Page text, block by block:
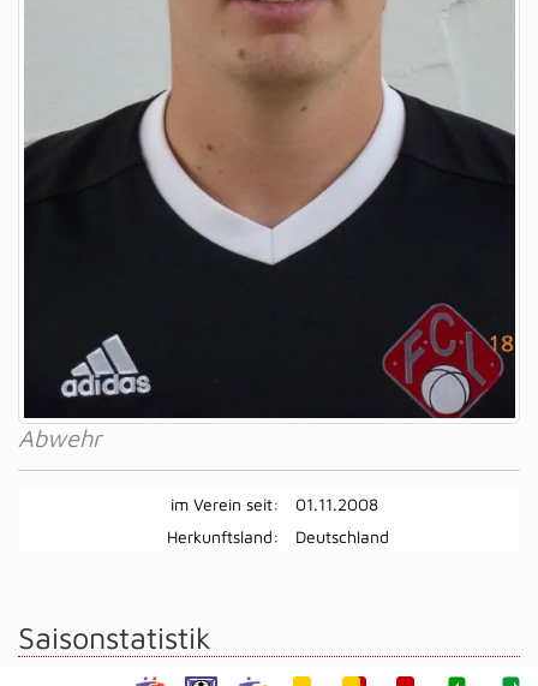
Abwehr
im Verein seit:
01.11.2008
Herkunftsland:
Deutschland
Saisonstatistik